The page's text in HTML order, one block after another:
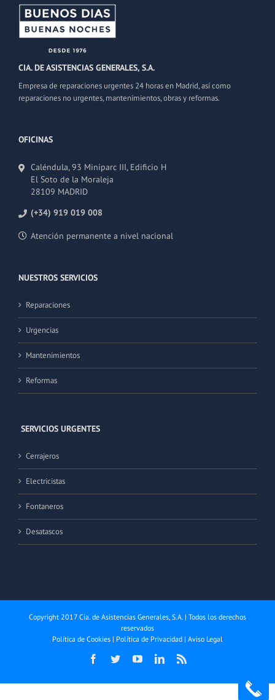
CIA. DE ASISTENCIAS GENERALES, S.A.
Empresa de reparaciones urgentes 24 horas en Madrid, así como
reparaciones no urgentes, mantenimientos, obras y reformas.
OFICINAS
Caléndula, 93 Miniparc III, Edificio H
El Soto de la Moraleja
28109 MADRID
(+34) 919 019 008
Atención permanente a nivel nacional
NUESTROS SERVICIOS
Reparaciones
Urgencias
Mantenimientos
Reformas
SERVICIOS URGENTES
Cerrajeros
Electricistas
Fontaneros
Desatascos
Copyright 2017 Cia. de Asistencias Generales, S.A. | Todos los derechos
reservados
Política de Cookies | Política de Privacidad | Aviso Legal
Facebook
TwitterYouTubeLinkedIn
Rss